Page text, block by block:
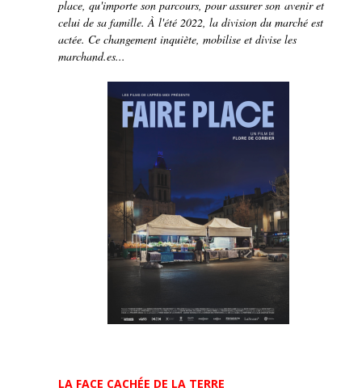
place, qu'importe son parcours, pour assurer son avenir et
celui de sa famille. À l'été 2022, la division du marché est
actée. Ce changement inquiète, mobilise et divise les
marchand.es...
LA FACE CACHÉE DE LA TERRE